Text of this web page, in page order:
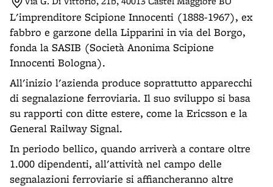
L'imprenditore Scipione Innocenti (1888-1967), ex
fabbro e garzone della Lipparini in via del Borgo,
fonda la SASIB (Società Anonima Scipione
Innocenti Bologna).
All'inizio l'azienda produce soprattutto apparecchi
di segnalazione ferroviaria. Il suo sviluppo si basa
su rapporti con ditte estere, come la Ericsson e la
General Railway Signal.
In periodo bellico, quando arriverà a contare oltre
1.000 dipendenti, all'attività nel campo delle
segnalazioni ferroviarie si affiancheranno altre